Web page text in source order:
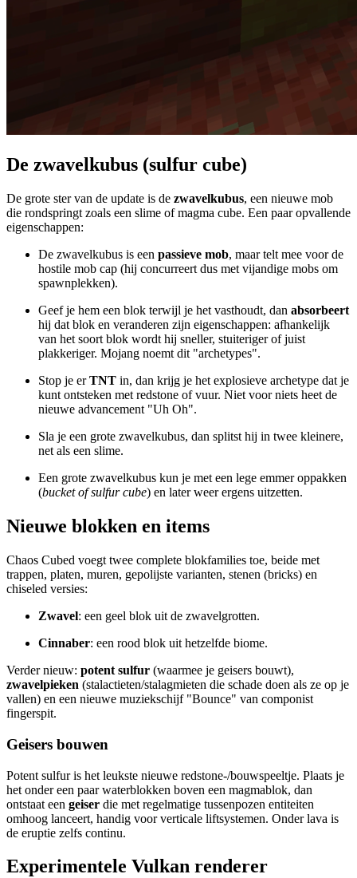
De zwavelkubus (sulfur cube)
De grote ster van de update is de zwavelkubus, een nieuwe mob
die rondspringt zoals een slime of magma cube. Een paar opvallende
eigenschappen:
De zwavelkubus is een passieve mob, maar telt mee voor de
hostile mob cap (hij concurreert dus met vijandige mobs om
spawnplekken).
Geef je hem een blok terwijl je het vasthoudt, dan absorbeert
hij dat blok en veranderen zijn eigenschappen: afhankelijk
van het soort blok wordt hij sneller, stuiteriger of juist
plakkeriger. Mojang noemt dit "archetypes".
Stop je erTNT in, dan krijg je het explosieve archetype dat je
kunt ontsteken met redstone of vuur. Niet voor niets heet de
nieuwe advancement "Uh Oh".
Sla je een grote zwavelkubus, dan splitst hij in twee kleinere,
net als een slime.
Een grote zwavelkubus kun je met een lege emmer oppakken
(bucket of sulfur cube) en later weer ergens uitzetten.
Nieuwe blokken en items
Chaos Cubed voegt twee complete blokfamilies toe, beide met
trappen, platen, muren, gepolijste varianten, stenen (bricks) en
chiseled versies:
Zwavel: een geel blok uit de zwavelgrotten.
Cinnaber: een rood blok uit hetzelfde biome.
Verder nieuw: potent sulfur (waarmee je geisers bouwt),
zwavelpieken (stalactieten/stalagmieten die schade doen als ze op je
vallen) en een nieuwe muziekschijf "Bounce" van componist
fingerspit.
Geisers bouwen
Potent sulfur is het leukste nieuwe redstone-/bouwspeeltje. Plaats je
het onder een paar waterblokken boven een magmablok, dan
ontstaat een geiser die met regelmatige tussenpozen entiteiten
omhoog lanceert, handig voor verticale liftsystemen. Onder lava is
de eruptie zelfs continu.
Experimentele Vulkan renderer